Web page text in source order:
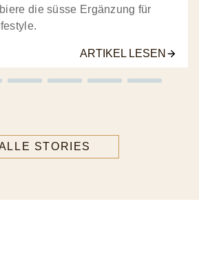
die süsse Ergänzung für
ARTIKEL LESEN
STORIES